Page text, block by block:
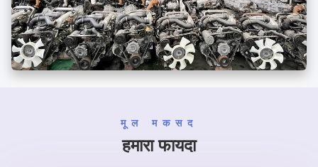
मूल मकसद
हमारा फायदा